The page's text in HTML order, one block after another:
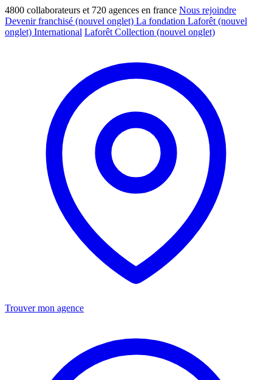
4800 collaborateurs et 720 agences en france Nous rejoindre
Devenir franchisé (nouvel onglet) La fondation Laforêt (nouvel
onglet) International Laforêt Collection (nouvel onglet)
Trouver mon agence